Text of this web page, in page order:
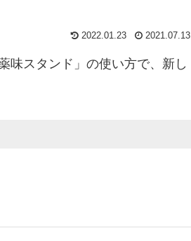
2022.01.23 2021.07.13
味スタンド」の使い方で、新し